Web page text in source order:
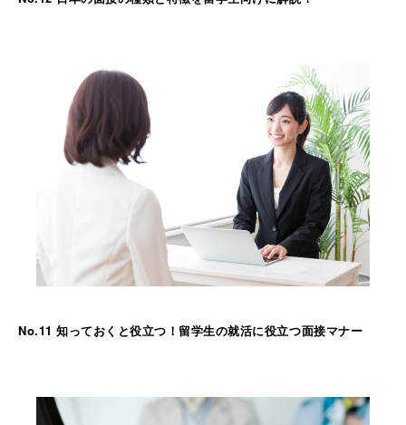
No.11 知っておくと役立つ！留学生の就活に役立つ面接マナー